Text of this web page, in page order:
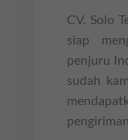
CV. Solo
siap
penjuru
sudah